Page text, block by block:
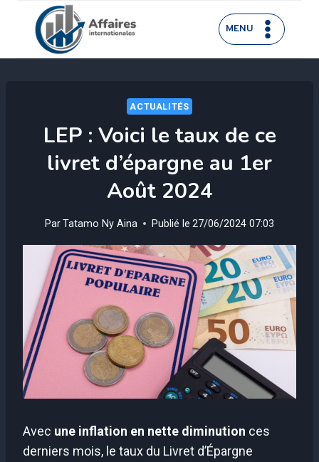
contenu
MENU
ACTUALITÉS
LEP : Voici le taux de ce
livret d’épargne au 1er
Août 2024
ParTatamo Ny Aina Publié le 27/06/2024 07:03
Avec une inflation en nette diminution ces
derniers mois, le taux du Livret d’Épargne